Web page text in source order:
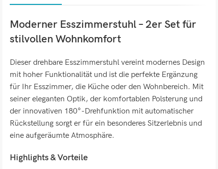
Moderner Esszimmerstuhl – 2er Set für
stilvollen Wohnkomfort
Dieser drehbare Esszimmerstuhl vereint modernes Design
mit hoher Funktionalität und ist die perfekte Ergänzung
für Ihr Esszimmer, die Küche oder den Wohnbereich. Mit
seiner eleganten Optik, der komfortablen Polsterung und
der innovativen 180°-Drehfunktion mit automatischer
Rückstellung sorgt er für ein besonderes Sitzerlebnis und
eine aufgeräumte Atmosphäre.
Highlights & Vorteile